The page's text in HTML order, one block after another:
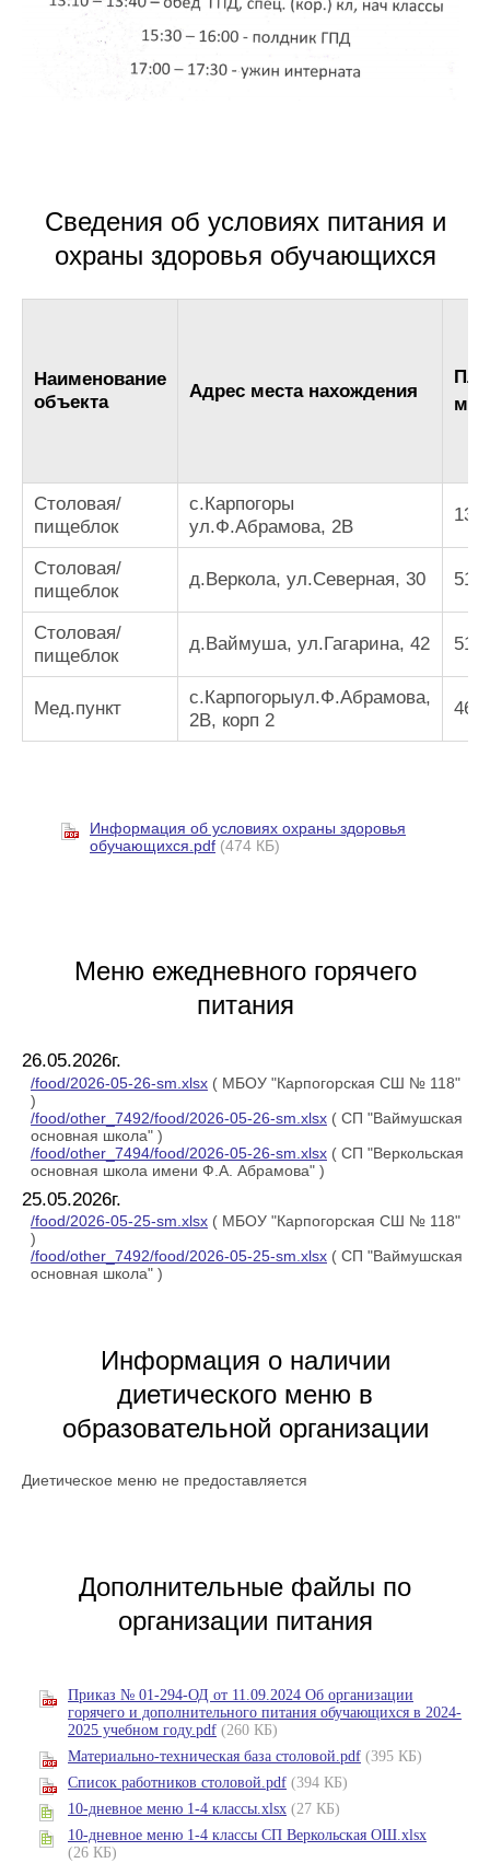
Сведения об условиях питания и
охраны здоровья обучающихся
Наименование
объекта
Адрес места нахождения
м
Столовая/
пищеблок
с.Карпогоры
ул.Ф.Абрамова, 2В
138
Столовая/
пищеблок
д.Веркола, ул.Северная, 30 51
Столовая/
пищеблок
д.Ваймуша, ул.Гагарина, 42 51
Мед.пункт
с.Карпогорыул.Ф.Абрамова,
2В, корп 2
46
Информация об условиях охраны здоровья
обучающихся.pdf (474 КБ)
Меню ежедневного горячего
питания
26.05.2026г.
/food/2026-05-26-sm.xlsx ( МБОУ "Карпогорская СШ № 118"
)
/food/other_7492/food/2026-05-26-sm.xlsx ( СП "Ваймушская
основная школа" )
/food/other_7494/food/2026-05-26-sm.xlsx ( СП "Веркольская
основная школа имени Ф.А. Абрамова" )
25.05.2026г.
/food/2026-05-25-sm.xlsx ( МБОУ "Карпогорская СШ № 118"
)
/food/other_7492/food/2026-05-25-sm.xlsx ( СП "Ваймушская
основная школа" )
Информация о наличии
диетического меню в
образовательной организации
Диетическое меню не предоставляется
Дополнительные файлы по
организации питания
Приказ № 01-294-ОД от 11.09.2024 Об организации
горячего и дополнительного питания обучающихся в 2024-
2025 учебном году.pdf (260 КБ)
Материально-техническая база столовой.pdf (395 КБ)
Список работников столовой.pdf (394 КБ)
10-дневное меню 1-4 классы.xlsx (27 КБ)
10-дневное меню 1-4 классы СП Веркольская ОШ.xlsx
(26 КБ)